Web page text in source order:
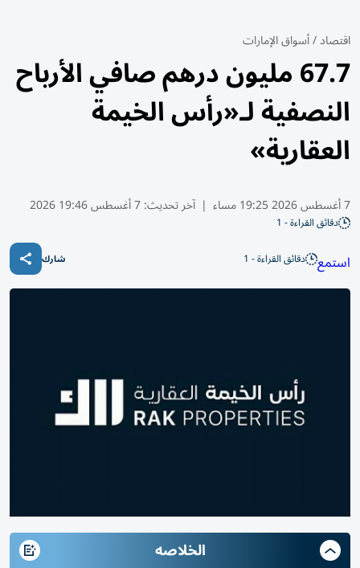
اقتصاد/أسواق الإمارات
67.7 مليون درهم صافي الأرباح
النصفية لـ«رأس الخيمة
العقارية»
7 أغسطس 2026 19:25 مساء | آخر تحديث:7 أغسطس 19:46 2026
دقائق القراءة - 1
استمع دقائق القراءة - 1 شارك
الخلاصه